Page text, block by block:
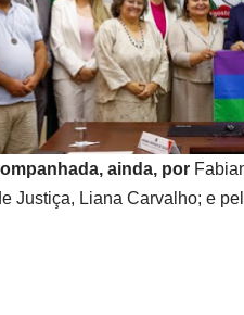
ainda, por
Justiça, Liana Carvalho; e